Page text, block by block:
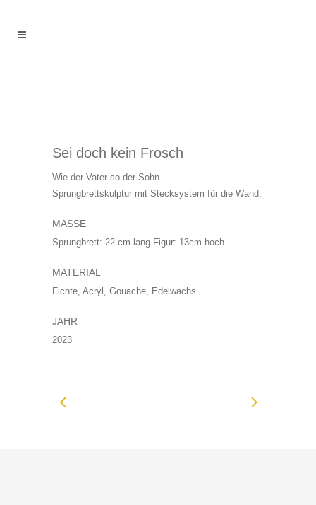
Sei doch kein Frosch
Wie der Vater so der Sohn…
Sprungbrettskulptur mit Stecksystem für die Wand.
MASSE
Sprungbrett: 22 cm lang Figur: 13cm hoch
MATERIAL
Fichte, Acryl, Gouache, Edelwachs
JAHR
2023